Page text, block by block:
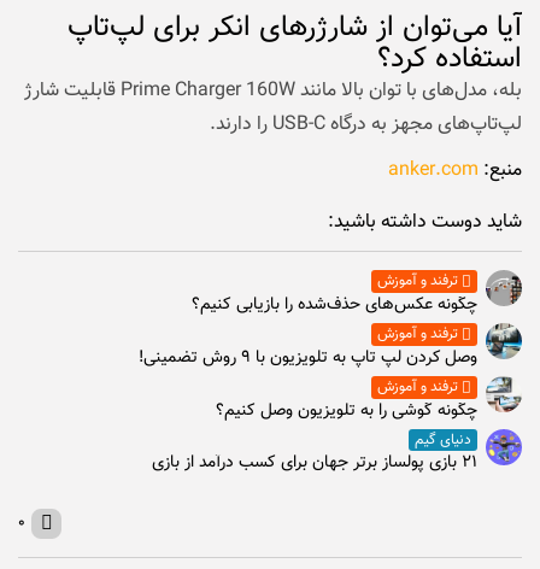
آیا می‌توان از شارژرهای انکر برای لپ‌تاپ
استفاده کرد؟
بله، مدل‌های با توان بالا مانند Prime Charger 160W قابلیت شارژ
لپ‌تاپ‌های مجهز به درگاه USB-C را دارند.
منبع: anker.com
شاید دوست داشته باشید:
ترفند و آموزش
چگونه عکس‌های حذف‌شده را بازیابی کنیم؟
ترفند و آموزش
وصل كردن لپ تاپ به تلويزيون با ۹ روش تضمینی!
ترفند و آموزش
چگونه گوشی را به تلویزیون وصل کنیم؟
دنیای گیم
۲۱ بازی پولساز برتر جهان برای کسب درآمد از بازی
۰